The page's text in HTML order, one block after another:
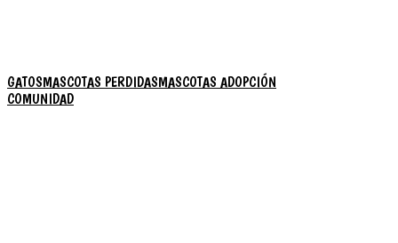
GATOSMASCOTAS PERDIDASMASCOTAS ADOPCIÓN
COMUNIDAD